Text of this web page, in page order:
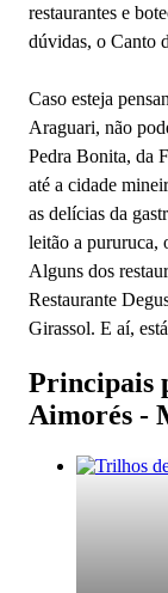
restaurantes e
dúvidas, o Canto
Caso esteja
Araguari, não
Pedra Bonita, da
até a cidade
as delícias da
leitão a pururuca,
Alguns dos
Restaurante
Girassol. E aí,
Principais
Aimorés -